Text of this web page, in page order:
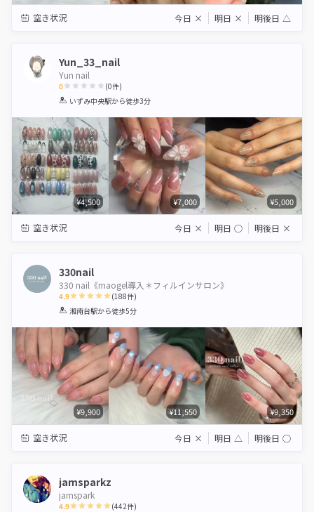
空き状況 今日 × 明日 × 明後日 △
Yun_33_nail
Yun nail
0
1 2 3 4 5
(0件)
いずみ中央駅から徒歩3分
¥4,500 ¥7,000 ¥5,000
空き状況 今日 × 明日 ◯ 明後日 ×
330nail
330 nail《maogel導入＊フィルインサロン》
4.9
1 2 3 4 5
(188件)
湘南台駅から徒歩5分
¥9,900 ¥11,550 ¥9,350
空き状況 今日 × 明日 △ 明後日 ◯
jamsparkz
jamspark
4.9 (442件)